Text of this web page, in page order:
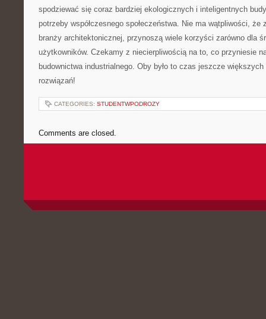
spodziewać się⁣ coraz​ bardziej ‌ekologicznych i inteligentnych
potrzeby współczesnego społeczeństwa. ⁤Nie ma wątpliwości, że
branży ‍architektonicznej, przynoszą wiele korzyści ⁢zarówno dla
użytkowników.‍ Czekamy ‍z​ niecierpliwością na to, co przyniesie
budownictwa industrialnego. Oby było⁢ to ⁢czas⁢ jeszcze
rozwiązań!
CATEGORIES: STUDENTWPODROZY
Comments are closed.